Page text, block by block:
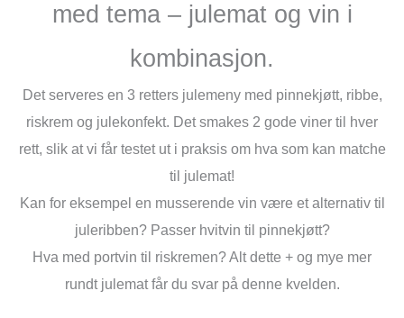
med tema – julemat og vin i
kombinasjon.
Det serveres en 3 retters julemeny med pinnekjøtt, ribbe,
riskrem og julekonfekt. Det smakes 2 gode viner til hver
rett, slik at vi får testet ut i praksis om hva som kan matche
til julemat!
Kan for eksempel en musserende vin være et alternativ til
juleribben? Passer hvitvin til pinnekjøtt?
Hva med portvin til riskremen? Alt dette + og mye mer
rundt julemat får du svar på denne kvelden.